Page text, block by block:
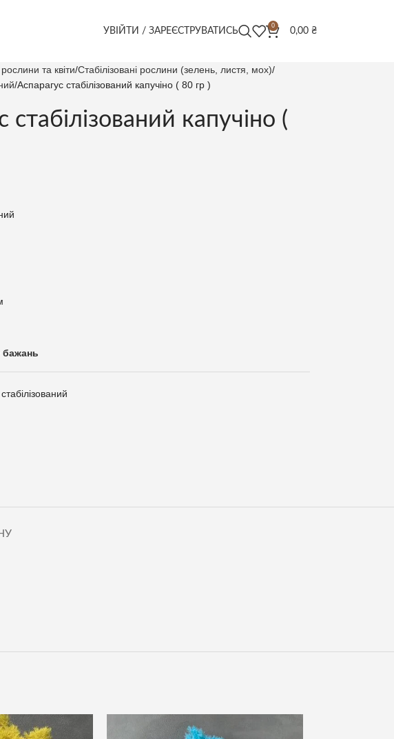
УВІЙТИ / ЗАРЕЄСТРУВАТИСЬ
0
0,00 ₴
рослини та квіти Стабілізовані рослини (зелень, листя, мох)
Аспарагус стабілізований капучіно ( 80 гр )
стабілізований капучіно (
бажань